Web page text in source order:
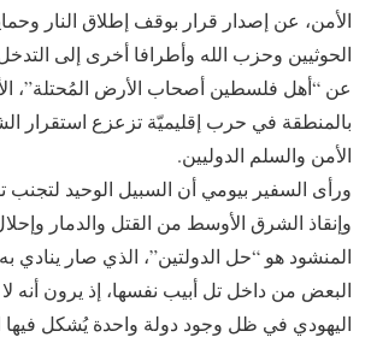
الأمن، عن إصدار قرار بوقف إطلاق النار
الحوثيين وحزب الله وأطرافا أخرى إلى
عن “أهل فلسطين أصحاب الأرض المُحتلة”،
بالمنطقة في حرب إقليميّة تزعزع استقرار
الأمن والسلم الدوليين.
ورأى السفير بيومي أن السبيل الوحيد
وإنقاذ الشرق الأوسط من القتل والدمار
المنشود هو “حل الدولتين”، الذي صار ينادي
البعض من داخل تل أبيب نفسها، إذ يرون أنه
اليهودي في ظل وجود دولة واحدة يُشكل فيها